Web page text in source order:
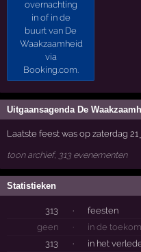
Uitgaansagenda De
Laatste feest was op zaterdag
toon archief, 313 evenementen
Statistieken
313 ·
feesten
geen
·
in de
313
·
in het